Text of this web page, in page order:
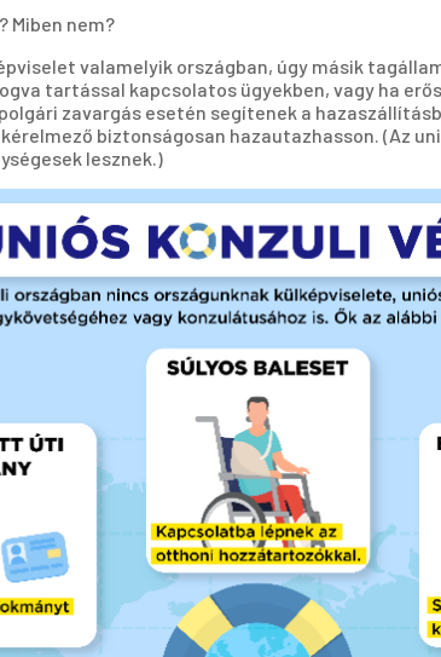
Miben nem?
valamelyik országban, úgy másik
tartással kapcsolatos ügyekben, vagy ha
zavargás esetén segítenek a
biztonságosan hazautazhasson. (Az
lesznek.)